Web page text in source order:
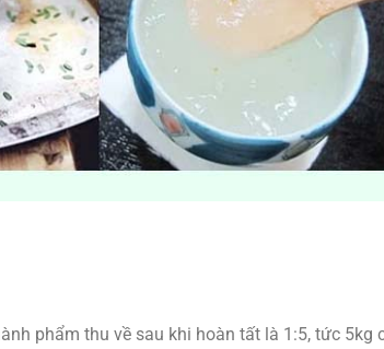
phẩm thu về sau khi hoàn tất là 1:5, tức 5kg